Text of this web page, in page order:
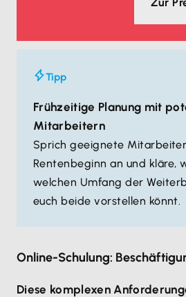
Tipp
Frühzeitige Planung mit
Mitarbeitern
Sprich geeignete
Rentenbeginn an und kläre,
welchen Umfang der
euch beide vorstellen könnt.
Online-Schulung:
Diese komplexen